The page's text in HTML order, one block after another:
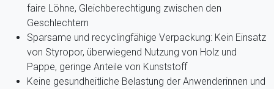
faire Löhne, Gleichberechtigung zwischen den
Geschlechtern
Sparsame und recyclingfähige Verpackung: Kein Einsatz
von Styropor, überwiegend Nutzung von Holz und
Pappe, geringe Anteile von Kunststoff
Keine gesundheitliche Belastung der Anwenderinnen und